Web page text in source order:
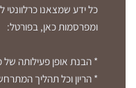
כל ידע שמצאנו כרלוונטי
ומפרסמות כאן, בפורטל:
* הבנת אופן פעילותה של
* הריון וכל תהליך